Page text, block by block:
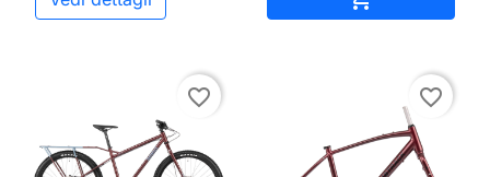
favorite_border favorite_border